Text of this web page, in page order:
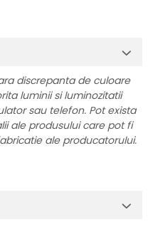
discrepanta de culoare
luminii si luminozitatii
sau telefon. Pot exista
ale produsului care pot fi
ale producatorului.